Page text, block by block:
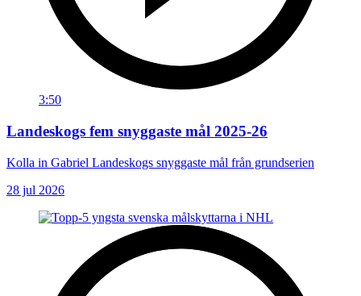
3:50
Landeskogs fem snyggaste mål 2025-26
Kolla in Gabriel Landeskogs snyggaste mål från grundserien
28 jul 2026